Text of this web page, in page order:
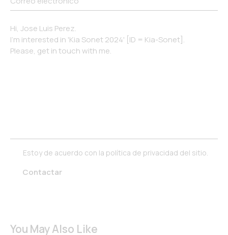
Estoy de acuerdo con la política de privacidad del sitio.
You May Also Like